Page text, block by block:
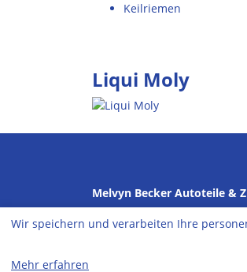
Keilriemen
Liqui Moly
Melvyn Becker Autoteile &
55483 Lautzenhausen
Wir speichern und verarbeiten Ihre
Mehr erfahren